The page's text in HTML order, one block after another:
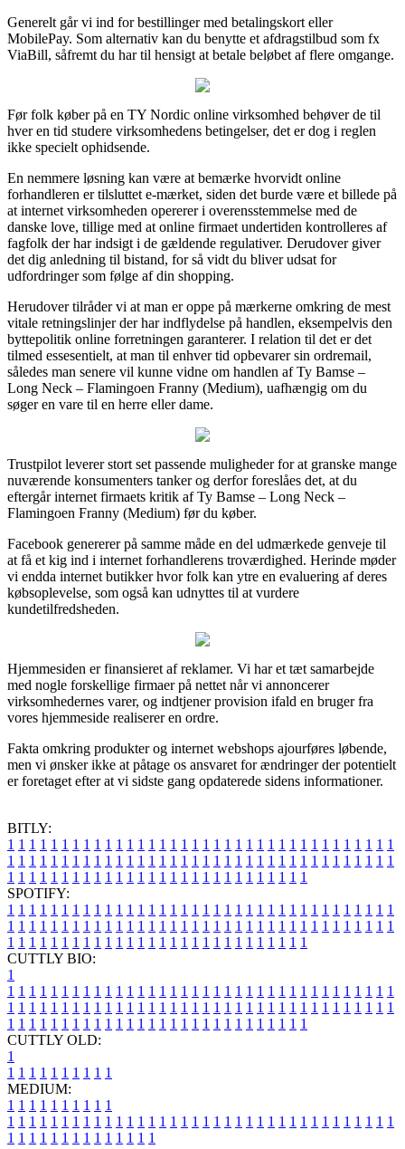
Generelt går vi ind for bestillinger med betalingskort eller
MobilePay. Som alternativ kan du benytte et afdragstilbud som fx
ViaBill, såfremt du har til hensigt at betale beløbet af flere omgange.
Før folk køber på en TY Nordic online virksomhed behøver de til
hver en tid studere virksomhedens betingelser, det er dog i reglen
ikke specielt ophidsende.
En nemmere løsning kan være at bemærke hvorvidt online
forhandleren er tilsluttet e-mærket, siden det burde være et billede på
at internet virksomheden opererer i overensstemmelse med de
danske love, tillige med at online firmaet undertiden kontrolleres af
fagfolk der har indsigt i de gældende regulativer. Derudover giver
det dig anledning til bistand, for så vidt du bliver udsat for
udfordringer som følge af din shopping.
Herudover tilråder vi at man er oppe på mærkerne omkring de mest
vitale retningslinjer der har indflydelse på handlen, eksempelvis den
byttepolitik online forretningen garanterer. I relation til det er det
tilmed essesentielt, at man til enhver tid opbevarer sin ordremail,
således man senere vil kunne vidne om handlen af Ty Bamse –
Long Neck – Flamingoen Franny (Medium), uafhængig om du
søger en vare til en herre eller dame.
Trustpilot leverer stort set passende muligheder for at granske mange
nuværende konsumenters tanker og derfor foreslåes det, at du
eftergår internet firmaets kritik af Ty Bamse – Long Neck –
Flamingoen Franny (Medium) før du køber.
Facebook genererer på samme måde en del udmærkede genveje til
at få et kig ind i internet forhandlerens troværdighed. Herinde møder
vi endda internet butikker hvor folk kan ytre en evaluering af deres
købsoplevelse, som også kan udnyttes til at vurdere
kundetilfredsheden.
Hjemmesiden er finansieret af reklamer. Vi har et tæt samarbejde
med nogle forskellige firmaer på nettet når vi annoncerer
virksomhedernes varer, og indtjener provision ifald en bruger fra
vores hjemmeside realiserer en ordre.
Fakta omkring produkter og internet webshops ajourføres løbende,
men vi ønsker ikke at påtage os ansvaret for ændringer der potentielt
er foretaget efter at vi sidste gang opdaterede sidens informationer.
BITLY:
1 1 1 1 1 1 1 1 1 1 1 1 1 1 1 1 1 1 1 1 1 1 1 1 1 1 1 1 1 1 1 1 1 1 1 1
1 1 1 1 1 1 1 1 1 1 1 1 1 1 1 1 1 1 1 1 1 1 1 1 1 1 1 1 1 1 1 1 1 1 1 1
1 1 1 1 1 1 1 1 1 1 1 1 1 1 1 1 1 1 1 1 1 1 1 1 1 1 1 1
SPOTIFY:
1 1 1 1 1 1 1 1 1 1 1 1 1 1 1 1 1 1 1 1 1 1 1 1 1 1 1 1 1 1 1 1 1 1 1 1
1 1 1 1 1 1 1 1 1 1 1 1 1 1 1 1 1 1 1 1 1 1 1 1 1 1 1 1 1 1 1 1 1 1 1 1
1 1 1 1 1 1 1 1 1 1 1 1 1 1 1 1 1 1 1 1 1 1 1 1 1 1 1 1
CUTTLY BIO:
1
1 1 1 1 1 1 1 1 1 1 1 1 1 1 1 1 1 1 1 1 1 1 1 1 1 1 1 1 1 1 1 1 1 1 1 1
1 1 1 1 1 1 1 1 1 1 1 1 1 1 1 1 1 1 1 1 1 1 1 1 1 1 1 1 1 1 1 1 1 1 1 1
1 1 1 1 1 1 1 1 1 1 1 1 1 1 1 1 1 1 1 1 1 1 1 1 1 1 1 1
CUTTLY OLD:
1
1 1 1 1 1 1 1 1 1 1
MEDIUM:
1 1 1 1 1 1 1 1 1 1
1 1 1 1 1 1 1 1 1 1 1 1 1 1 1 1 1 1 1 1 1 1 1 1 1 1 1 1 1 1 1 1 1 1 1 1
1 1 1 1 1 1 1 1 1 1 1 1 1 1